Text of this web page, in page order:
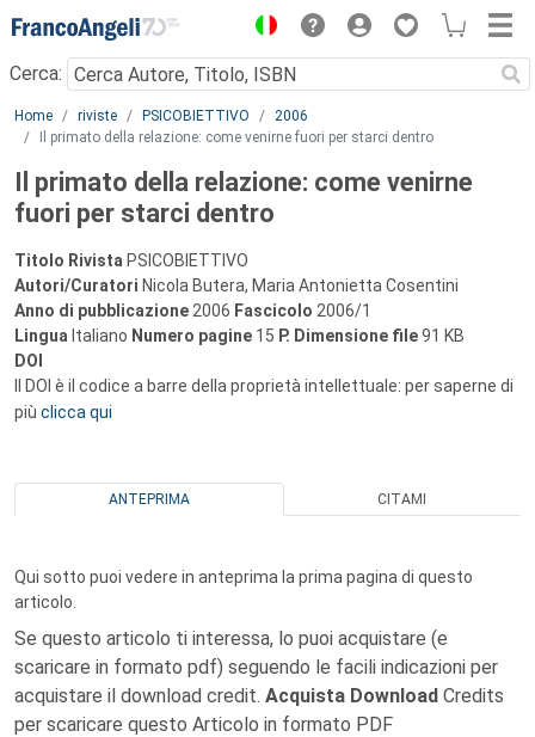
Menu
Cerca:
Main content
Home riviste PSICOBIETTIVO
2006
Il primato della relazione: come venirne fuori per starci dentro
Il primato della relazione: come venirne
fuori per starci dentro
Titolo Rivista PSICOBIETTIVO
Autori/Curatori Nicola Butera, Maria Antonietta Cosentini
Anno di pubblicazione 2006 Fascicolo 2006/1
Lingua Italiano Numero pagine 15 P. Dimensione file91 KB
DOI
Il DOI è il codice a barre della proprietà intellettuale: per saperne di
più clicca qui
ANTEPRIMA CITAMI
Qui sotto puoi vedere in anteprima la prima pagina di questo
articolo.
Se questo articolo ti interessa, lo puoi acquistare (e
scaricare in formato pdf) seguendo le facili indicazioni per
acquistare il download credit. Acquista Download Credits
per scaricare questo Articolo in formato PDF